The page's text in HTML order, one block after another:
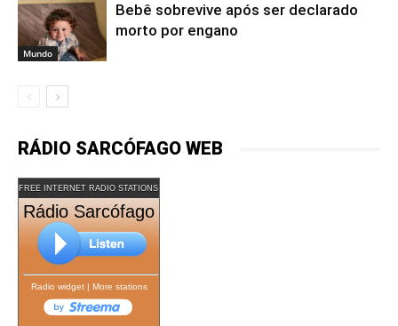
Mundo
Bebê sobrevive após ser declarado
morto por engano
RÁDIO SARCÓFAGO WEB
FREE INTERNET RADIO STATIONS
Rádio Sarcófago
Radio widget| More stations